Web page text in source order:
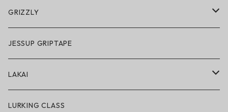
アクセサリー・小物
GRIZZLY
GRIZZLY × POLeR
アパレル
ハードグッズ
JESSUP GRIPTAPE
LAKAI
LAKAI × POLeR
LURKING CLASS